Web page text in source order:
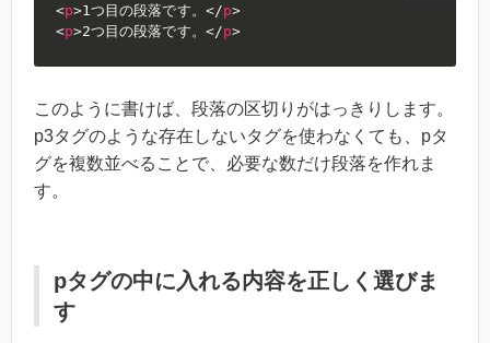
<p>1つ目の段落です。 </p>
<p>2つ目の段落です。 </p>
このように書けば、段落の区切りがはっきりします。
p3タグのような存在しないタグを使わなくても、pタ
グを複数並べることで、必要な数だけ段落を作れま
す。
pタグの中に入れる内容を正しく選びま
す